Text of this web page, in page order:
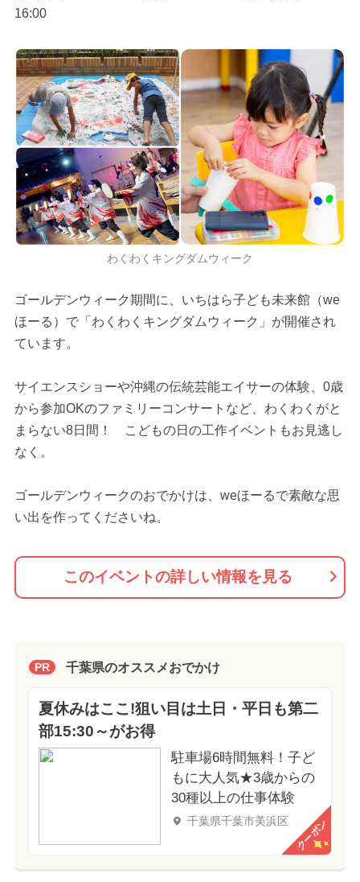
16:00
わくわくキングダムウィーク
ゴールデンウィーク期間に、いちはら子ども未来館（we
ほーる）で「わくわくキングダムウィーク」が開催され
ています。
サイエンスショーや沖縄の伝統芸能エイサーの体験、0歳
から参加OKのファミリーコンサートなど、わくわくがと
まらない8日間！ こどもの日の工作イベントもお見逃し
なく。
ゴールデンウィークのおでかけは、weほーるで素敵な思
い出を作ってくださいね。
このイベントの詳しい情報を見る
PR 千葉県のオススメおでかけ
夏休みはここ!狙い目は土日・平日も第二
部15:30～がお得
駐車場6時間無料！子ど
もに大人気★3歳からの
30種以上の仕事体験
千葉県千葉市美浜区 クーポン